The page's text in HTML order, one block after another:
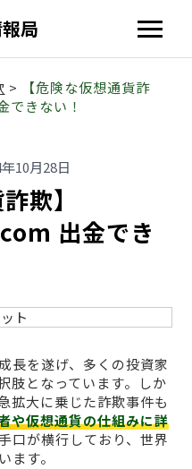
局
>
【危険な仮想通貨詐
きない！
10月28日
欺】
出金でき
長を遂げ、多くの投資家
肢となっています。しか
拡大に乗じた詐欺事件も
や仮想通貨の仕組みに詳
口が横行しており、世界
ます。